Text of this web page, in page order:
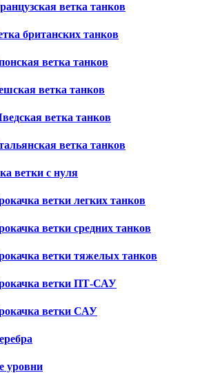
ветка танков
британских танков
ветка танков
ветка танков
ветка танков
ветка танков
ветки с нуля
ветки легких танков
ветки средних танков
ветки тяжелых танков
ветки ПТ-САУ
ветки САУ
уровни